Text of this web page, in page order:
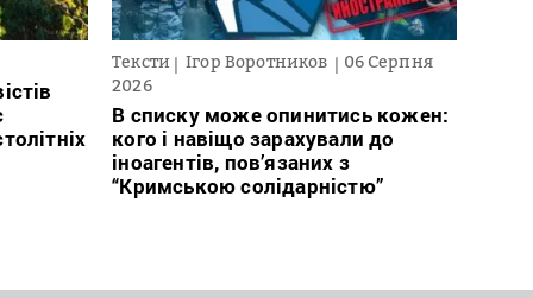
Тексти Ігор Воротников
06 Серпня
2026
В списку може опинитись кожен:
кого і навіщо зарахували до
іноагентів, пов’язаних з
“Кримською солідарністю”